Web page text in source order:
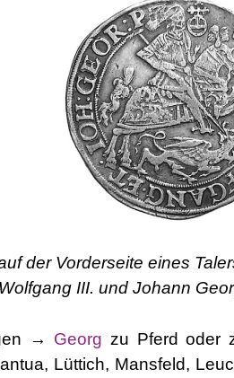
der Vorderseite eines
Wolfgang III. und Johann
→ Georg zu Pferd oder
Lüttich, Mansfeld,